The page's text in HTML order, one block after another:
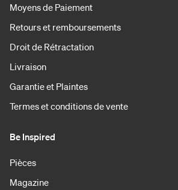
Moyens de Paiement
Retours et remboursements
Droit de Rétractation
Livraison
Garantie et Plaintes
Termes et conditions de vente
Be Inspired
Pièces
Magazine